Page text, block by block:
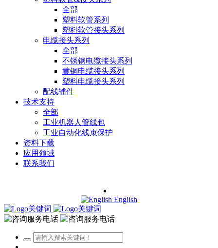
全部
塑料软管系列
塑料软管接头系列
电缆接头系列
全部
不锈钢电缆接头系列
黄铜电缆接头系列
塑料电缆接头系列
配线辅件
技术支持
全部
工业机器人管线包
工业自动化线束保护
资料下载
应用领域
联系我们
English